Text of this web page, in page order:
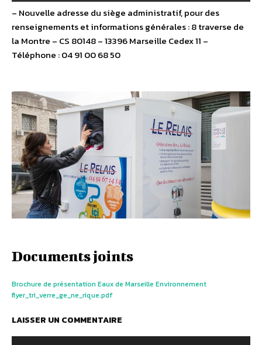
– Nouvelle adresse du siège administratif, pour des
renseignements et informations générales : 8 traverse de
la Montre – CS 80148 – 13396 Marseille Cedex 11 –
Téléphone : 04 91 00 68 50
Documents joints
Brochure de présentation Eaux de Marseille Environnement
flyer_tri_verre_ge_ne_rique.pdf
LAISSER UN COMMENTAIRE